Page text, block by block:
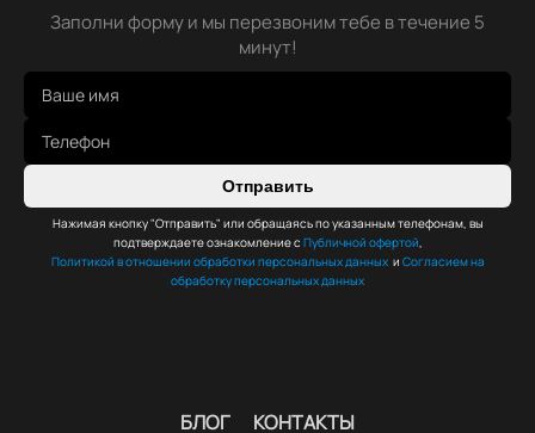
Заполни форму и мы перезвоним тебе в течение 5
минут!
Отправить
Нажимая кнопку "Отправить" или обращаясь по указанным телефонам, вы
подтверждаете ознакомление с Публичной офертой,
Политикой в отношении обработки персональных данных и Согласием на
обработку персональных данных
БЛОГ КОНТАКТЫ